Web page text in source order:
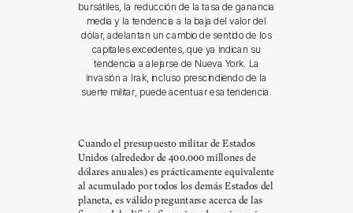
bursátiles, la reducción de la tasa de ganancia
media y la tendencia a la baja del valor del
dólar, adelantan un cambio de sentido de los
capitales excedentes, que ya indican su
tendencia a alejarse de Nueva York. La
invasión a Irak, incluso prescindiendo de la
suerte militar, puede acentuar esa tendencia.
Cuando el presupuesto militar de Estados
Unidos (alrededor de 400.000 millones de
dólares anuales) es prácticamente equivalente
al acumulado por todos los demás Estados del
planeta, es válido preguntarse acerca de las